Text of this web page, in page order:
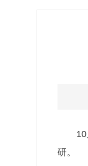
10月
研。